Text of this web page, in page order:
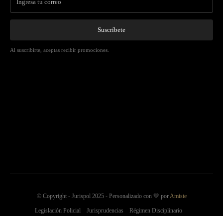
Suscríbete
Al suscribirte, aceptas recibir promociones.
© Copyright - Jurispol 2025 - Personalizado con 💛 porAmiste
Legislación Policial Jurisprudencias Régimen Disciplinario